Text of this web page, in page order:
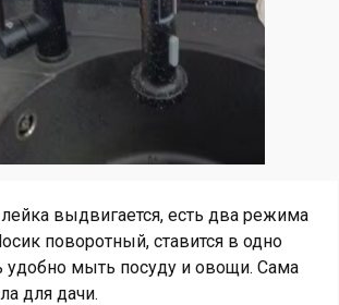
выдвигается, есть два режима
поворотный, ставится в одно
удобно мыть посуду и овощи. Сама
для дачи.